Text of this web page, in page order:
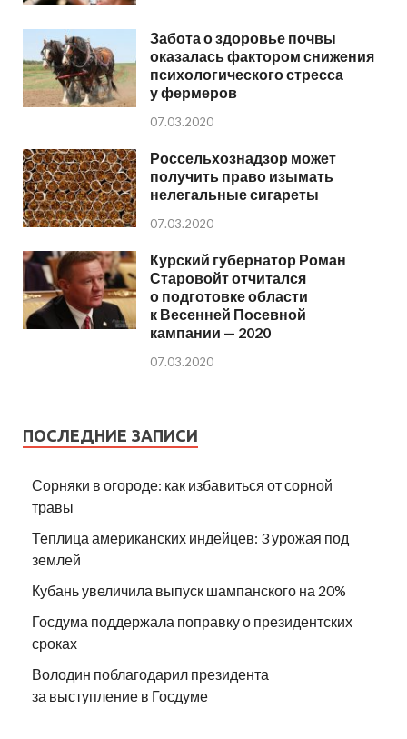
Забота о здоровье почвы
оказалась фактором снижения
психологического стресса
у фермеров
07.03.2020
Россельхознадзор может
получить право изымать
нелегальные сигареты
07.03.2020
Курский губернатор Роман
Старовойт отчитался
о подготовке области
к Весенней Посевной
кампании — 2020
07.03.2020
ПОСЛЕДНИЕ ЗАПИСИ
Сорняки в огороде: как избавиться от сорной
травы
Теплица американских индейцев: 3 урожая под
землей
Кубань увеличила выпуск шампанского на 20%
Госдума поддержала поправку о президентских
сроках
Володин поблагодарил президента
за выступление в Госдуме